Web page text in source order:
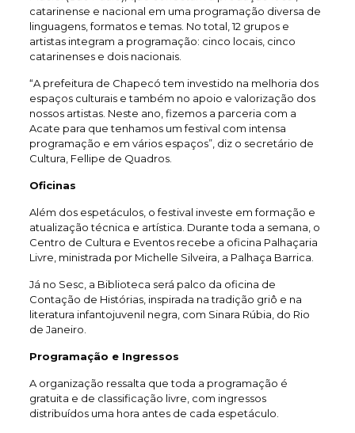
catarinense e nacional em uma programação diversa de
linguagens, formatos e temas. No total, 12 grupos e
artistas integram a programação: cinco locais, cinco
catarinenses e dois nacionais.
“A prefeitura de Chapecó tem investido na melhoria dos
espaços culturais e também no apoio e valorização dos
nossos artistas. Neste ano, fizemos a parceria com a
Acate para que tenhamos um festival com intensa
programação e em vários espaços”, diz o secretário de
Cultura, Fellipe de Quadros.
Oficinas
Além dos espetáculos, o festival investe em formação e
atualização técnica e artística. Durante toda a semana, o
Centro de Cultura e Eventos recebe a oficina Palhaçaria
Livre, ministrada por Michelle Silveira, a Palhaça Barrica.
Já no Sesc, a Biblioteca será palco da oficina de
Contação de Histórias, inspirada na tradição griô e na
literatura infantojuvenil negra, com Sinara Rúbia, do Rio
de Janeiro.
Programação e Ingressos
A organização ressalta que toda a programação é
gratuita e de classificação livre, com ingressos
distribuídos uma hora antes de cada espetáculo.